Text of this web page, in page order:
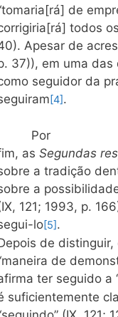
de
todos
Apesar de
37)), em uma
seguidor da
[4].
Por
as Segundas
a tradição
a
121; 1993, p.
lo[5].
de distinguir,
de
ter seguido a
suficientemente